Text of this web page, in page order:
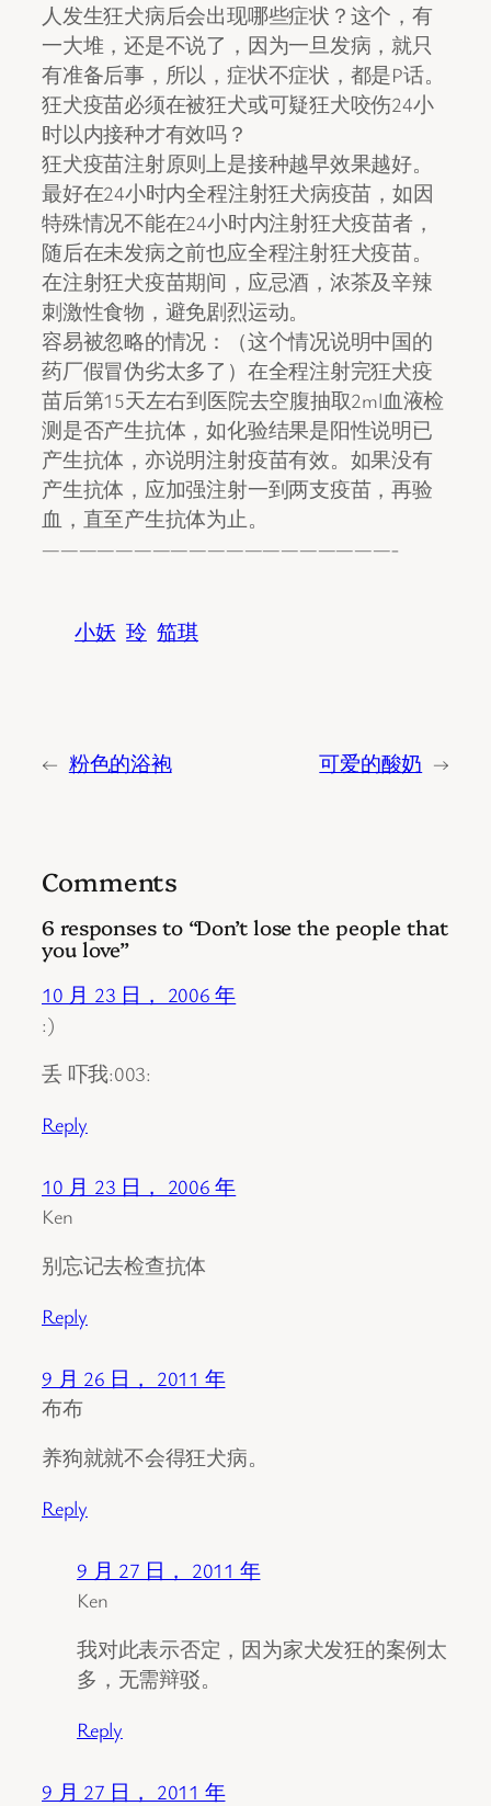
人发生狂犬病后会出现哪些症状？这个，有
一大堆，还是不说了，因为一旦发病，就只
有准备后事，所以，症状不症状，都是P话。
狂犬疫苗必须在被狂犬或可疑狂犬咬伤24小
时以内接种才有效吗？
狂犬疫苗注射原则上是接种越早效果越好。
最好在24小时内全程注射狂犬病疫苗，如因
特殊情况不能在24小时内注射狂犬疫苗者，
随后在未发病之前也应全程注射狂犬疫苗。
在注射狂犬疫苗期间，应忌酒，浓茶及辛辣
刺激性食物，避免剧烈运动。
容易被忽略的情况：（这个情况说明中国的
药厂假冒伪劣太多了）在全程注射完狂犬疫
苗后第15天左右到医院去空腹抽取2ml血液检
测是否产生抗体，如化验结果是阳性说明已
产生抗体，亦说明注射疫苗有效。如果没有
产生抗体，应加强注射一到两支疫苗，再验
血，直至产生抗体为止。
———————————————————-
小妖 玲 笳琪
← 粉色的浴袍 可爱的酸奶 →
Comments
6 responses to “Don’t lose the people that
you love”
10 月 23 日， 2006 年
:)
丢 吓我:003:
Reply
10 月 23 日， 2006 年
Ken
别忘记去检查抗体
Reply
9 月 26 日， 2011 年
布布
养狗就就不会得狂犬病。
Reply
9 月 27 日， 2011 年
Ken
我对此表示否定，因为家犬发狂的案例太
多，无需辩驳。
Reply
9 月 27 日， 2011 年